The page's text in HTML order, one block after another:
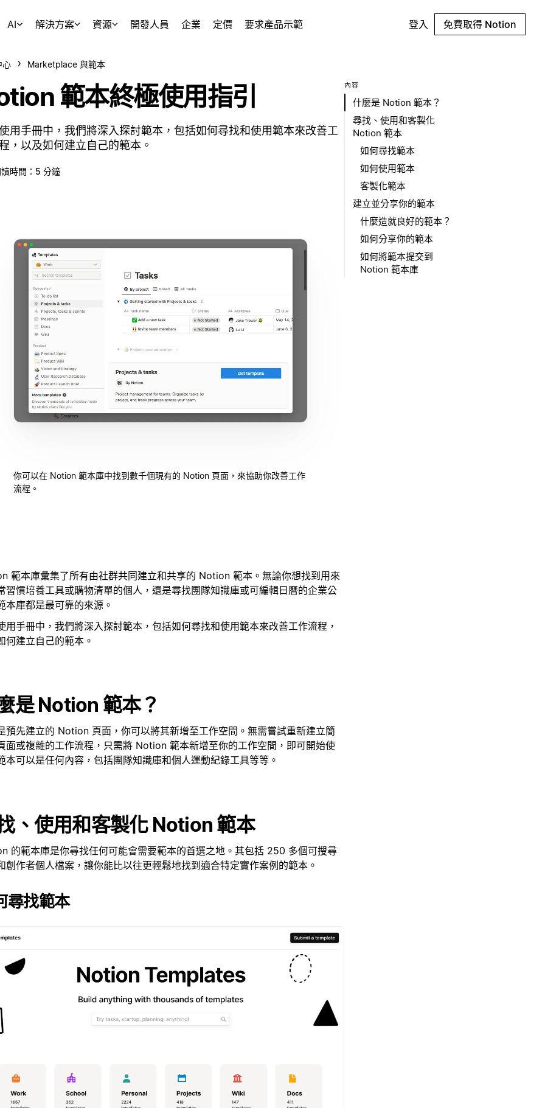
AI 解決方案 資源 開發人員 企業 定價 要求產品示範 登入 免費取得 Notion
心 Marketplace 與範本
範本終極使用指引
用手冊中，我們將深入探討範本，包括如何尋找和使用範本來改善工
，以及如何建立自己的範本。
時間：5 分鐘
你可以在 Notion 範本庫中找到數千個現有的 Notion 頁面，來協助你改善工作
流程。
範本庫彙集了所有由社群共同建立和共享的 Notion 範本。無論你想找到用來
習慣培養工具或購物清單的個人，還是尋找團隊知識庫或可編輯日曆的企業公
本庫都是最可靠的來源。
用手冊中，我們將深入探討範本，包括如何尋找和使用範本來改善工作流程，
何建立自己的範本。
是 Notion 範本？
預先建立的 Notion 頁面，你可以將其新增至工作空間。無需嘗試重新建立簡
面或複雜的工作流程，只需將 Notion 範本新增至你的工作空間，即可開始使
本可以是任何內容，包括團隊知識庫和個人運動紀錄工具等等。
、使用和客製化 Notion 範本
的範本庫是你尋找任何可能會需要範本的首選之地。其包括 250 多個可搜尋
創作者個人檔案，讓你能比以往更輕鬆地找到適合特定實作案例的範本。
尋找範本
內容
什麼是 Notion 範本？
尋找、使用和客製化
Notion 範本
如何尋找範本
如何使用範本
客製化範本
建立並分享你的範本
什麼造就良好的範本？
如何分享你的範本
如何將範本提交到
Notion 範本庫